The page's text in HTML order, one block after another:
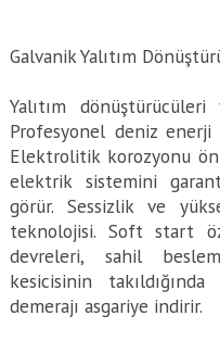
Galvanik Yalıtım
Yalıtım
Profesyonel deniz enerji
Elektrolitik korozyonu
elektrik sistemini
görür. Sessizlik ve
teknolojisi. Soft start
devreleri, sahil
kesicisinin
demerajı asgariye indirir.